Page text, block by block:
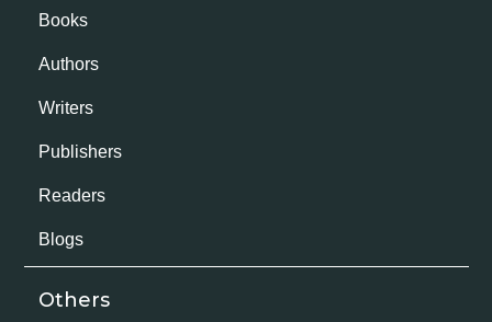
Books
Authors
Writers
Publishers
Readers
Blogs
Others